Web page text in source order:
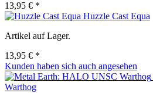
13,95 € *
Huzzle Cast Equa
Artikel auf Lager.
13,95 € *
Kunden haben sich auch angesehen
Warthog